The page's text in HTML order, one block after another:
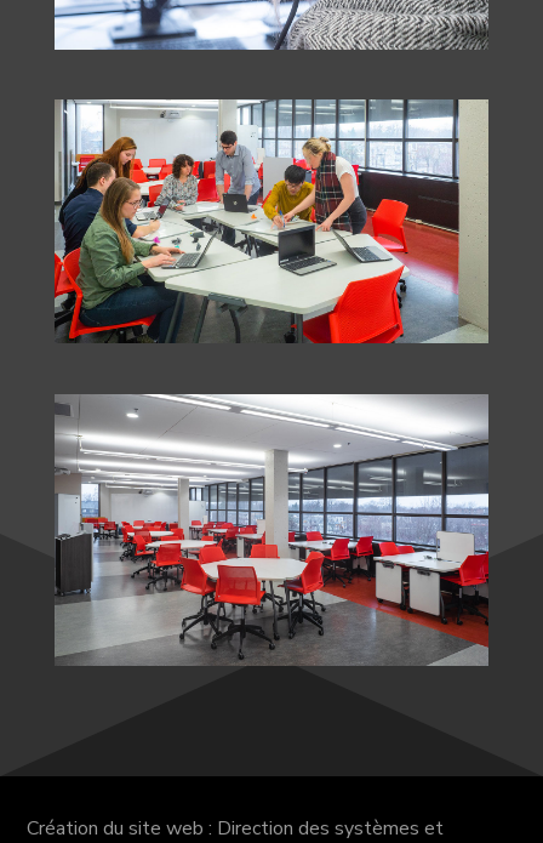
Création du site web : Direction des systèmes et